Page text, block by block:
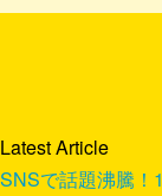
Latest Article
SNSで話題沸騰！